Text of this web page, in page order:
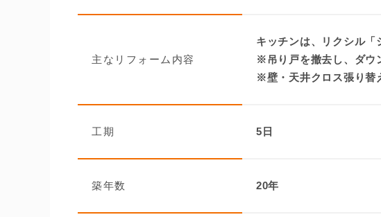
主なリフォーム内容
キッチンは、リクシル「
※吊り戸を撤去し、ダウ
※壁・天井クロス張り替
工期 5日
築年数 20年